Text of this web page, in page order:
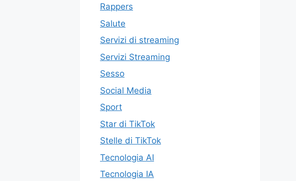
Rappers
Salute
Servizi di streaming
Servizi Streaming
Sesso
Social Media
Sport
Star di TikTok
Stelle di TikTok
Tecnologia AI
Tecnologia IA